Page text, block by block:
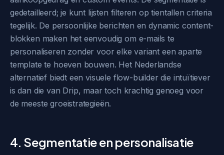
gedetailleerd; je kunt lijsten filteren op tientallen criteria
tegelijk. De persoonlijke berichten en dynamic content-
blokken maken het eenvoudig om e-mails te
personaliseren zonder voor elke variant een aparte
template te hoeven bouwen. Het Nederlandse
alternatief biedt een visuele flow-builder die intuïtiever
is dan die van Drip, maar toch krachtig genoeg voor
de meeste groeistrategieën.
4. Segmentatie en personalisatie